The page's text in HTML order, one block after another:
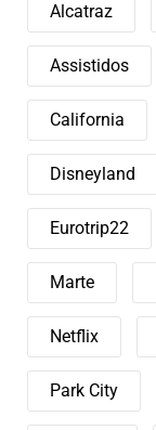
Alcatraz
Assistidos
California
Disneyland
Eurotrip22
Marte
Netflix
Park City